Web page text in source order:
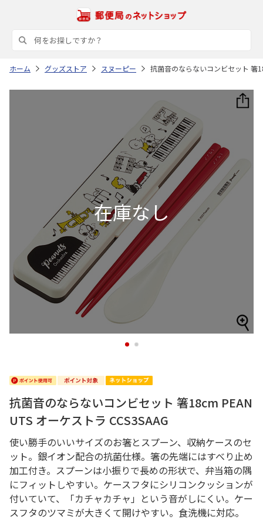
ホーム グッズストア スヌーピー 抗菌音のならないコンビセット 箸
1 2
抗菌音のならないコンビセット 箸18cm PEAN
UTS オーケストラ CCS3SAAG
使い勝手のいいサイズのお箸とスプーン、収納ケースのセ
ット。銀イオン配合の抗菌仕様。箸の先端にはすべり止め
加工付き。スプーンは小振りで長めの形状で、弁当箱の隅
にフィットしやすい。ケースフタにシリコンクッションが
付いていて、「カチャカチャ」という音がしにくい。ケー
スフタのツマミが大きくて開けやすい。食洗機に対応。